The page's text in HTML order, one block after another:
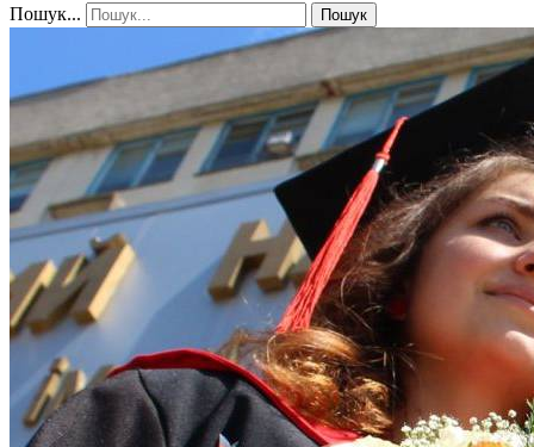
Пошук... Пошук